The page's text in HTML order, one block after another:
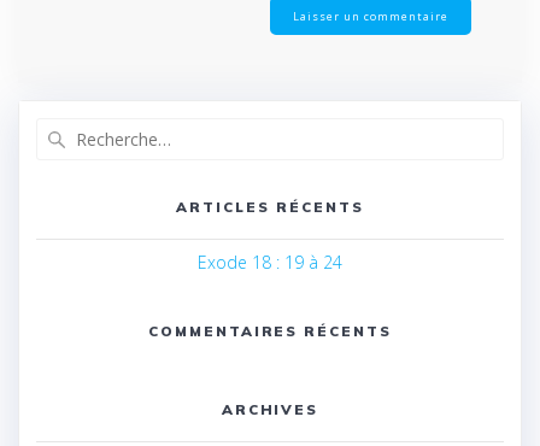
ARTICLES RÉCENTS
Exode 18 : 19 à 24
COMMENTAIRES RÉCENTS
ARCHIVES